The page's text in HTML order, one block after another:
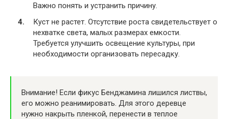
Важно понять и устранить причину.
Куст не растет. Отсутствие роста свидетельствует о
нехватке света, малых размерах емкости.
Требуется улучшить освещение культуры, при
необходимости организовать пересадку.
Внимание! Если фикус Бенджамина лишился листвы,
его можно реанимировать. Для этого деревце
нужно накрыть пленкой, перенести в теплое